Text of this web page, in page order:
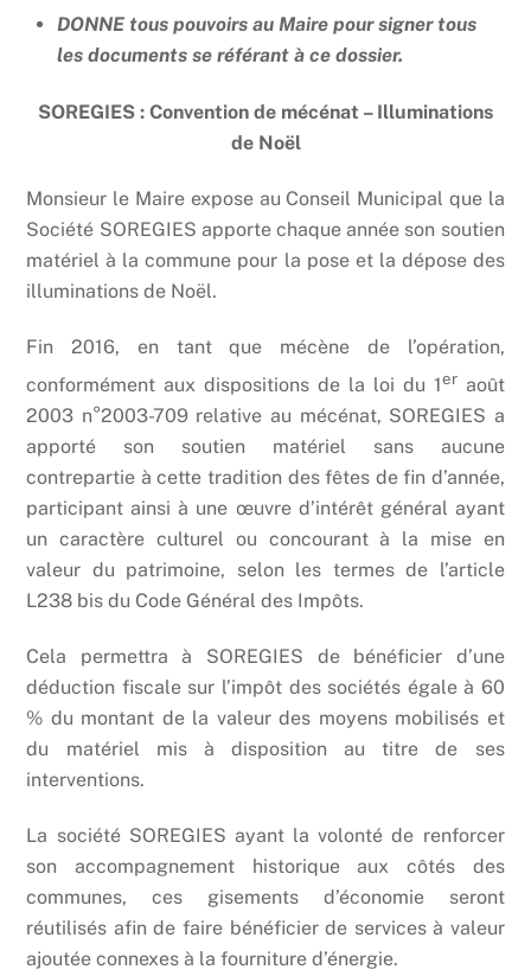
DONNE tous pouvoirs au Maire pour signer tous
les documents se référant à ce dossier.
SOREGIES : Convention de mécénat – Illuminations
de Noël
Monsieur le Maire expose au Conseil Municipal que la
Société SOREGIES apporte chaque année son soutien
matériel à la commune pour la pose et la dépose des
illuminations de Noël.
Fin 2016, en tant que mécène de l’opération,
conformément aux dispositions de la loi du 1er août
2003 n°2003-709 relative au mécénat, SOREGIES a
apporté son soutien matériel sans aucune
contrepartie à cette tradition des fêtes de fin d’année,
participant ainsi à une œuvre d’intérêt général ayant
un caractère culturel ou concourant à la mise en
valeur du patrimoine, selon les termes de l’article
L238 bis du Code Général des Impôts.
Cela permettra à SOREGIES de bénéficier d’une
déduction fiscale sur l’impôt des sociétés égale à 60
% du montant de la valeur des moyens mobilisés et
du matériel mis à disposition au titre de ses
interventions.
La société SOREGIES ayant la volonté de renforcer
son accompagnement historique aux côtés des
communes, ces gisements d’économie seront
réutilisés afin de faire bénéficier de services à valeur
ajoutée connexes à la fourniture d’énergie.